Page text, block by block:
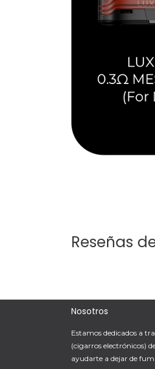
Reseñas
Nosotros
Estamos dedicados a
(cigarros electrónicos)
ayudarte a dejar de